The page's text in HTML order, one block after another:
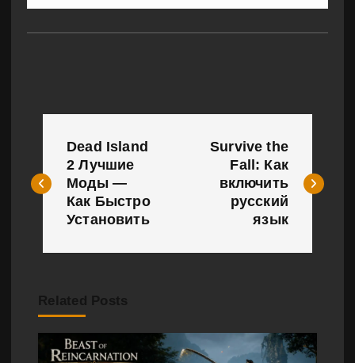
в
а
ц
и
Dead Island
2 Лучшие
Моды —
Как Быстро
Установить
Survive the
Fall: Как
включить
русский
язык
Related Posts